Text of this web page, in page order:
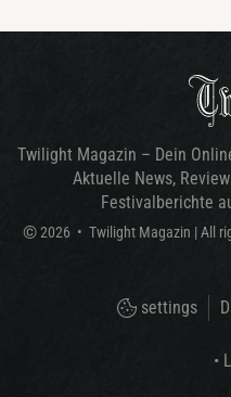
Twilight Magazin – Dein
Aktuelle News,
Festivalberichte
© 2026 • Twilight Magazin | All
settings
•